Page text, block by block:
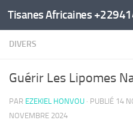
Au dessous du contenu
Tisanes Africaines
DIVERS
Guérir Les Lipomes
PAR EZEKIEL HONVOU · PUBLIÉ 14
NOVEMBRE 2024